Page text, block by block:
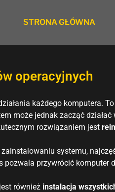
STRONA GŁÓWNA
operacyjnych
każdego komputera.
może jednak zacząć
rozwiązaniem jest
systemu,
pozwala przywrócić
również instalacja